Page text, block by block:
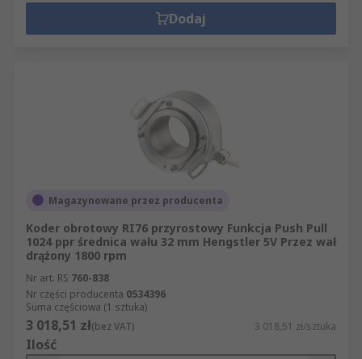
Dodaj
Magazynowane przez producenta
Koder obrotowy RI76 przyrostowy Funkcja Push Pull
1024 ppr średnica wału 32 mm Hengstler 5V Przez wał
drążony 1800 rpm
Nr art. RS 760-838
Nr części producenta 0534396
Suma częściowa (1 sztuka)
3 018,51 zł(bez VAT) 3 018,51 zł/sztuka
Ilość